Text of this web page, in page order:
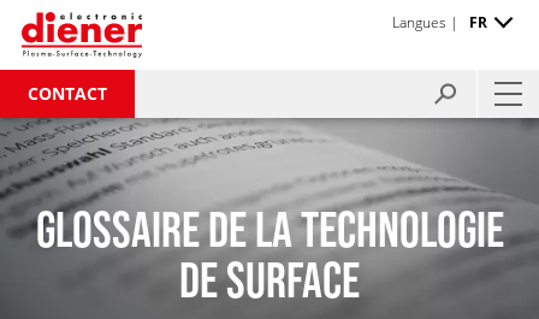
CONTACT
Langues | FR
GLOSSAIRE DE LA TECHNOLOGIE
DE SURFACE